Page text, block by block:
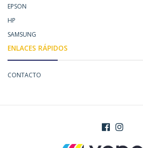
EPSON
HP
SAMSUNG
ENLACES RÁPIDOS
CONTACTO